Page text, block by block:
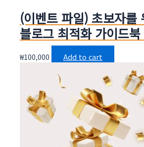
(이벤트 파일) 초보자를
블로그 최적화 가이드북
₩100,000 Add to cart